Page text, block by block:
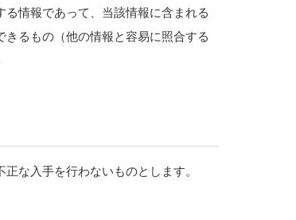
情報であって、当該情報に含まれる
るもの（他の情報と容易に照合する
な入手を行わないものとします。